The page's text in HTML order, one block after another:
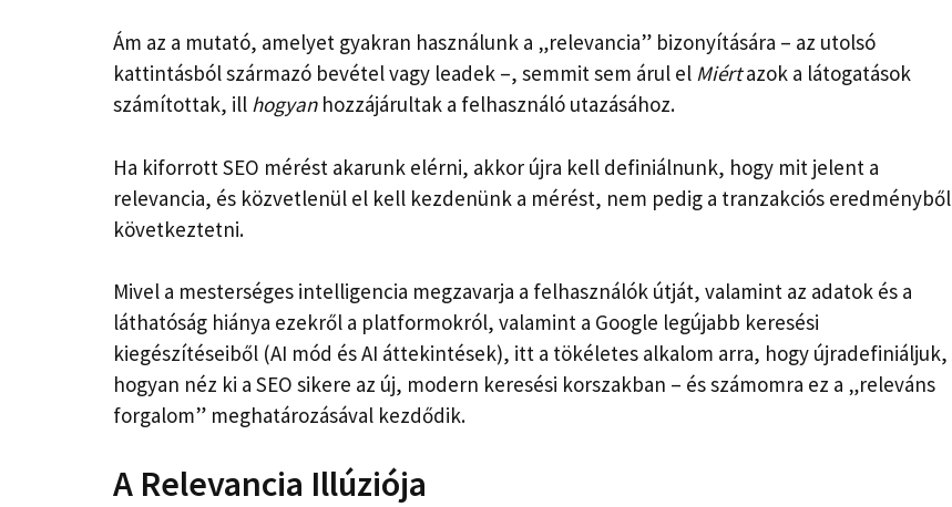
Ám az a mutató, amelyet gyakran használunk a „relevancia” bizonyítására – az utolsó
kattintásból származó bevétel vagy leadek –, semmit sem árul el Miértazok a látogatások
számítottak, ill hogyanhozzájárultak a felhasználó utazásához.
Ha kiforrott SEO mérést akarunk elérni, akkor újra kell definiálnunk, hogy mit jelent a
relevancia, és közvetlenül el kell kezdenünk a mérést, nem pedig a tranzakciós eredményből
következtetni.
Mivel a mesterséges intelligencia megzavarja a felhasználók útját, valamint az adatok és a
láthatóság hiánya ezekről a platformokról, valamint a Google legújabb keresési
kiegészítéseiből (AI mód és AI áttekintések), itt a tökéletes alkalom arra, hogy újradefiniáljuk,
hogyan néz ki a SEO sikere az új, modern keresési korszakban – és számomra ez a „releváns
forgalom” meghatározásával kezdődik.
A Relevancia Illúziója